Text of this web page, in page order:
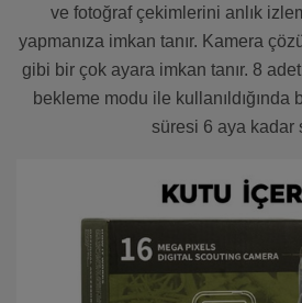
ve fotoğraf çekimlerini anlık
yapmanıza imkan tanır. Kamera
gibi bir çok ayara imkan tanır. 8
bekleme modu ile kullanıldığında
süresi 6 aya kadar